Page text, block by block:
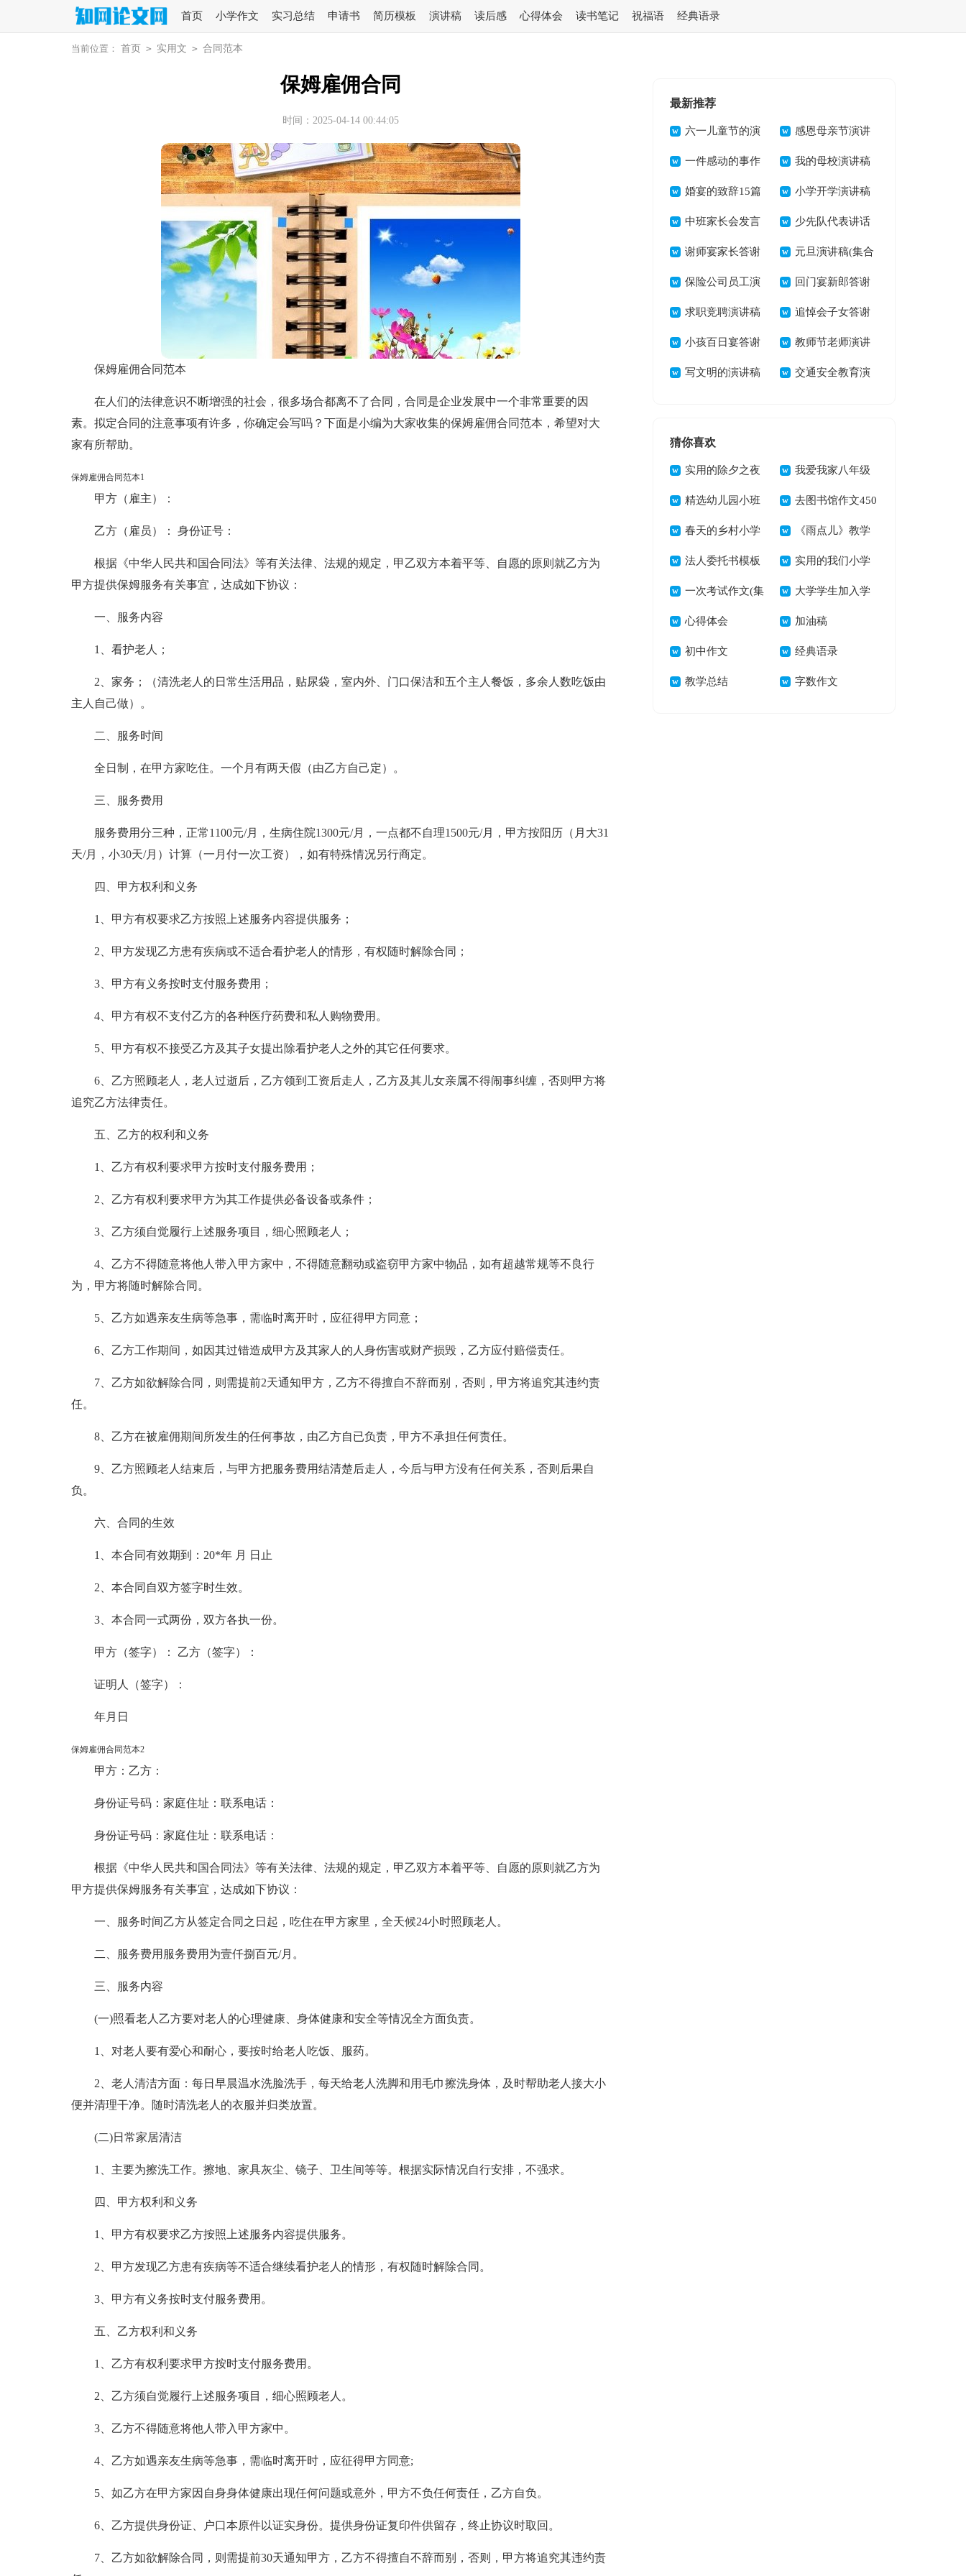
首页 小学作文 实习总结 申请书 简历模板 演讲稿 读后感 心得体会 读书笔记 祝福语 经典语录
当前位置： 首页 > 实用文 > 合同范本
保姆雇佣合同
时间：2025-04-14 00:44:05
保姆雇佣合同范本
在人们的法律意识不断增强的社会，很多场合都离不了合同，合同是企业发展中一个非常重要的因
素。拟定合同的注意事项有许多，你确定会写吗？下面是小编为大家收集的保姆雇佣合同范本，希望对大
家有所帮助。
保姆雇佣合同范本1
甲方（雇主）：
乙方（雇员）： 身份证号：
根据《中华人民共和国合同法》等有关法律、法规的规定，甲乙双方本着平等、自愿的原则就乙方为
甲方提供保姆服务有关事宜，达成如下协议：
一、服务内容
1、看护老人；
2、家务；（清洗老人的日常生活用品，贴尿袋，室内外、门口保洁和五个主人餐饭，多余人数吃饭由
主人自己做）。
二、服务时间
全日制，在甲方家吃住。一个月有两天假（由乙方自己定）。
三、服务费用
服务费用分三种，正常1100元/月，生病住院1300元/月，一点都不自理1500元/月，甲方按阳历（月大31
天/月，小30天/月）计算（一月付一次工资），如有特殊情况另行商定。
四、甲方权利和义务
1、甲方有权要求乙方按照上述服务内容提供服务；
2、甲方发现乙方患有疾病或不适合看护老人的情形，有权随时解除合同；
3、甲方有义务按时支付服务费用；
4、甲方有权不支付乙方的各种医疗药费和私人购物费用。
5、甲方有权不接受乙方及其子女提出除看护老人之外的其它任何要求。
6、乙方照顾老人，老人过逝后，乙方领到工资后走人，乙方及其儿女亲属不得闹事纠缠，否则甲方将
追究乙方法律责任。
五、乙方的权利和义务
1、乙方有权利要求甲方按时支付服务费用；
2、乙方有权利要求甲方为其工作提供必备设备或条件；
3、乙方须自觉履行上述服务项目，细心照顾老人；
4、乙方不得随意将他人带入甲方家中，不得随意翻动或盗窃甲方家中物品，如有超越常规等不良行
为，甲方将随时解除合同。
5、乙方如遇亲友生病等急事，需临时离开时，应征得甲方同意；
6、乙方工作期间，如因其过错造成甲方及其家人的人身伤害或财产损毁，乙方应付赔偿责任。
7、乙方如欲解除合同，则需提前2天通知甲方，乙方不得擅自不辞而别，否则，甲方将追究其违约责
任。
8、乙方在被雇佣期间所发生的任何事故，由乙方自已负责，甲方不承担任何责任。
9、乙方照顾老人结束后，与甲方把服务费用结清楚后走人，今后与甲方没有任何关系，否则后果自
负。
六、合同的生效
1、本合同有效期到：20*年 月 日止
2、本合同自双方签字时生效。
3、本合同一式两份，双方各执一份。
甲方（签字）： 乙方（签字）：
证明人（签字）：
年月日
保姆雇佣合同范本2
甲方：乙方：
身份证号码：家庭住址：联系电话：
身份证号码：家庭住址：联系电话：
根据《中华人民共和国合同法》等有关法律、法规的规定，甲乙双方本着平等、自愿的原则就乙方为
甲方提供保姆服务有关事宜，达成如下协议：
一、服务时间乙方从签定合同之日起，吃住在甲方家里，全天候24小时照顾老人。
二、服务费用服务费用为壹仟捌百元/月。
三、服务内容
(一)照看老人乙方要对老人的心理健康、身体健康和安全等情况全方面负责。
1、对老人要有爱心和耐心，要按时给老人吃饭、服药。
2、老人清洁方面：每日早晨温水洗脸洗手，每天给老人洗脚和用毛巾擦洗身体，及时帮助老人接大小
便并清理干净。随时清洗老人的衣服并归类放置。
(二)日常家居清洁
1、主要为擦洗工作。擦地、家具灰尘、镜子、卫生间等等。根据实际情况自行安排，不强求。
四、甲方权利和义务
1、甲方有权要求乙方按照上述服务内容提供服务。
2、甲方发现乙方患有疾病等不适合继续看护老人的情形，有权随时解除合同。
3、甲方有义务按时支付服务费用。
五、乙方权利和义务
1、乙方有权利要求甲方按时支付服务费用。
2、乙方须自觉履行上述服务项目，细心照顾老人。
3、乙方不得随意将他人带入甲方家中。
4、乙方如遇亲友生病等急事，需临时离开时，应征得甲方同意;
5、如乙方在甲方家因自身身体健康出现任何问题或意外，甲方不负任何责任，乙方自负。
6、乙方提供身份证、户口本原件以证实身份。提供身份证复印件供留存，终止协议时取回。
7、乙方如欲解除合同，则需提前30天通知甲方，乙方不得擅自不辞而别，否则，甲方将追究其违约责
最新推荐
六一儿童节的演
讲稿
感恩母亲节演讲
稿21篇
一件感动的事作
文(集合15篇)
我的母校演讲稿
婚宴的致辞15篇 小学开学演讲稿
中班家长会发言
稿15篇
少先队代表讲话
稿
谢师宴家长答谢
词 15篇
元旦演讲稿(集合
15篇)
保险公司员工演
讲稿精选15篇
回门宴新郎答谢
词(汇编15篇)
求职竞聘演讲稿 追悼会子女答谢
词
小孩百日宴答谢
词(9篇)
教师节老师演讲
稿(15篇)
写文明的演讲稿 交通安全教育演
猜你喜欢
实用的除夕之夜
作文400字合集六篇
我爱我家八年级
优秀作文
精选幼儿园小班
说课稿范文集锦6篇
去图书馆作文450
字
春天的乡村小学
作文
《雨点儿》教学
反思
法人委托书模板
汇编八篇
实用的我们小学
作文4篇
一次考试作文(集
锦10篇)
大学学生加入学
生会申请书
心得体会 加油稿
初中作文 经典语录
教学总结 字数作文